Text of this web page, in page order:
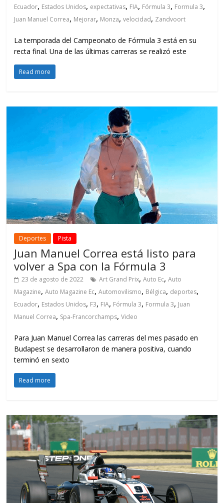
Ecuador, Estados Unidos, expectativas, FIA, Fórmula 3, Formula 3,
Juan Manuel Correa, Mejorar, Monza,velocidad, Zandvoort
La temporada del Campeonato de Fórmula 3 está en su
recta final. Una de las últimas carreras se realizó este
Read more
Deportes Pista
Juan Manuel Correa está listo para
volver a Spa con la Fórmula 3
23 de agosto de 2022 Art Grand Prix,Auto Ec,Auto
Magazine,Auto Magazine Ec,Automovilismo, Bélgica, deportes,
Ecuador, Estados Unidos, F3, FIA, Fórmula 3, Formula 3, Juan
Manuel Correa, Spa-Francorchamps,Video
Para Juan Manuel Correa las carreras del mes pasado en
Budapest se desarrollaron de manera positiva, cuando
terminó en sexto
Read more